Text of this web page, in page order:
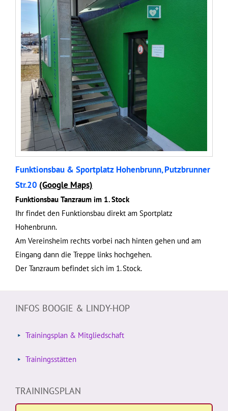
Funktionsbau & Sportplatz Hohenbrunn, Putzbrunner
Str.20 (Google Maps)
Funktionsbau Tanzraum im 1. Stock
Ihr findet den Funktionsbau direkt am Sportplatz
Hohenbrunn.
Am Vereinsheim rechts vorbei nach hinten gehen und am
Eingang dann die Treppe links hochgehen.
Der Tanzraum befindet sich im 1. Stock.
INFOS BOOGIE & LINDY-HOP
Trainingsplan & Mitgliedschaft
Trainingsstätten
TRAININGSPLAN